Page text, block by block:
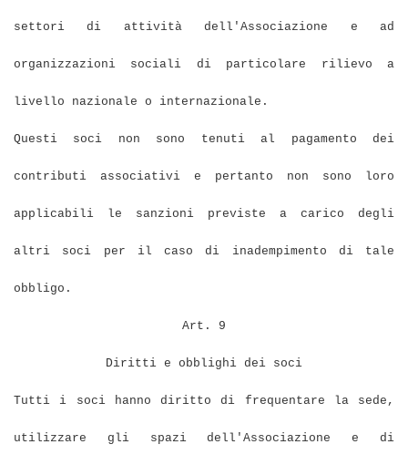
settori di attività dell'Associazione e ad
organizzazioni sociali di particolare rilievo a
livello nazionale o internazionale.
Questi soci non sono tenuti al pagamento dei
contributi associativi e pertanto non sono loro
applicabili le sanzioni previste a carico degli
altri soci per il caso di inadempimento di tale
obbligo.
Art. 9
Diritti e obblighi dei soci
Tutti i soci hanno diritto di frequentare la sede,
utilizzare gli spazi dell'Associazione e di